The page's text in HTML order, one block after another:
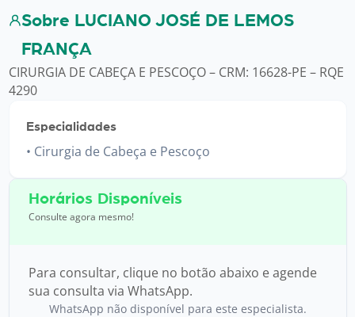
Sobre LUCIANO JOSÉ DE LEMOS
FRANÇA
CIRURGIA DE CABEÇA E PESCOÇO – CRM: 16628-PE – RQE
4290
Especialidades
Cirurgia de Cabeça e Pescoço
Horários Disponíveis
Consulte agora mesmo!
Para consultar, clique no botão abaixo e agende
sua consulta via WhatsApp.
WhatsApp não disponível para este especialista.